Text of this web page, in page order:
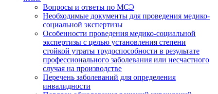
Вопросы и ответы по МСЭ
Необходимые документы для проведения медико-
социальной экспертизы
Особенности проведения медико-социальной
экспертизы с целью установления степени
стойкой утраты трудоспособности в результате
профессионального заболевания или несчастного
случая на производстве
Перечень заболеваний для определения
инвалидности